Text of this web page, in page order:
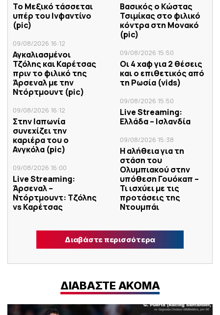
Το Μεξικό τάσσεται
υπέρ του Ινφαντίνο
(pic)
09/08/2026 16:12
Αγκαλιασμένοι
Τζόλης και Καρέτσας
πριν το φιλικό της
Άρσεναλ με την
Ντόρτμουντ (pic)
09/08/2026 16:12
Στην Ιαπωνία
συνεχίζει την
καριέρα του ο
Ανγκόλα (pic)
09/08/2026 16:00
Live Streaming:
Άρσεναλ –
Ντόρτμουντ: Tζόλης
vs Καρέτσας
Βασικός ο Κώστας
Τσιμίκας στο φιλικό
κόντρα στη Μονακό
(pic)
09/08/2026 15:50
Οι 4 χαφ για 2 θέσεις
και ο επιθετικός από
τη Ρωσία (vids)
09/08/2026 15:50
Live Streaming:
Ελλάδα – Ισλανδία
09/08/2026 15:38
Η αλήθεια για τη
στάση του
Ολυμπιακού στην
υπόθεση Γουόκαπ –
Τι ισχύει με τις
προτάσεις της
Ντουμπάι
Διαβάστε περισσότερα
ΔΙΑΒΑΣΤΕ ΑΚΟΜΑ